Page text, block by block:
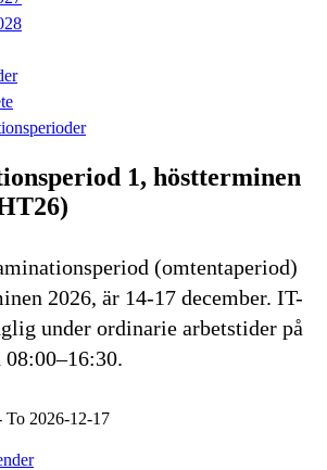
1, höstterminen
(omtentaperiod)
2026, är 14-17 december. IT-
under ordinarie arbetstider på
To 2026-12-17